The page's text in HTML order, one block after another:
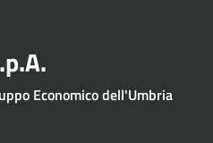
Economico dell'Umbria